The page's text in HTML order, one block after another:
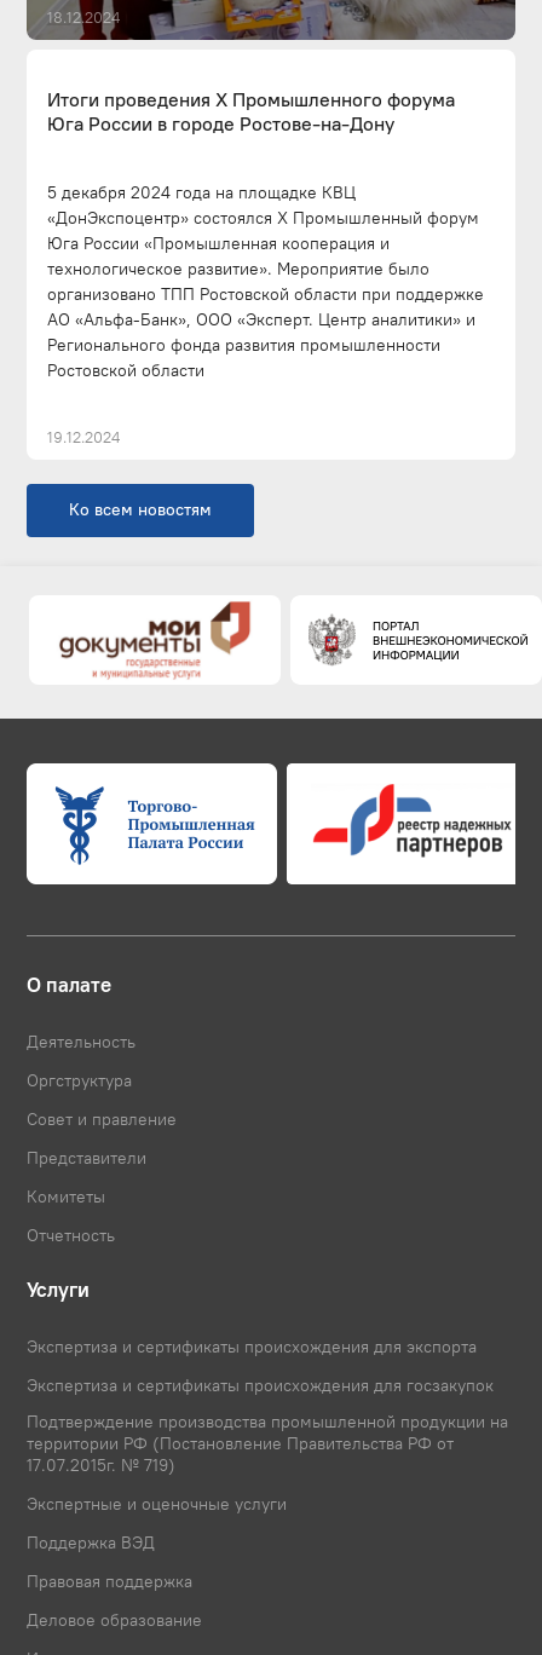
18.12.2024
Итоги проведения X Промышленного форума
Юга России в городе Ростове-на-Дону
5 декабря 2024 года на площадке КВЦ
«ДонЭкспоцентр» состоялся X Промышленный форум
Юга России «Промышленная кооперация и
технологическое развитие». Мероприятие было
организовано ТПП Ростовской области при поддержке
АО «Альфа-Банк», ООО «Эксперт. Центр аналитики» и
Регионального фонда развития промышленности
Ростовской области
19.12.2024
Ко всем новостям
О палате
Деятельность
Оргструктура
Совет и правление
Представители
Комитеты
Отчетность
Услуги
Экспертиза и сертификаты происхождения для экспорта
Экспертиза и сертификаты происхождения для госзакупок
Подтверждение производства промышленной продукции на
территории РФ (Постановление Правительства РФ от
17.07.2015г. № 719)
Экспертные и оценочные услуги
Поддержка ВЭД
Правовая поддержка
Деловое образование